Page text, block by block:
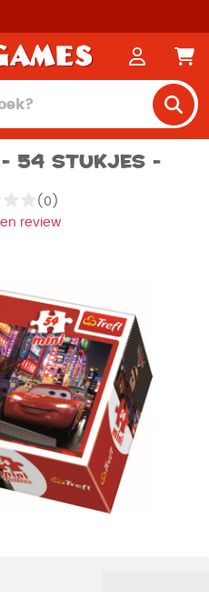
- 54 stukjes -
(0)
review